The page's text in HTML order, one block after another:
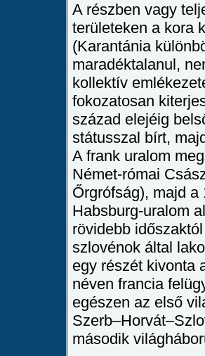
A részben vagy
területeken a kora
(Karantánia
maradéktalanul,
kollektív
fokozatosan
század elejéig
státusszal bírt,
A frank uralom
Német-római
Őrgrófság), majd
Habsburg-uralom
rövidebb
szlovénok által
egy részét kivonta
néven francia
egészen az első
második